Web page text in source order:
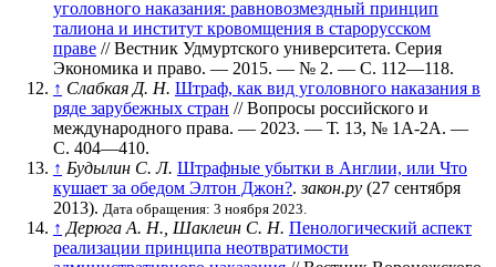
уголовного наказания: равновозмездный принцип
талиона и институт кровомщения в старорусском
праве // Вестник Удмуртского университета. Серия
Экономика и право. — 2015. — № 2. — С. 112—118.
↑ Слабкая Д. Н. Штраф, как вид уголовного наказания в
ряде зарубежных стран // Вопросы российского и
международного права. — 2023. — Т. 13, № 1А-2А. —
С. 404—410.
↑ Будылин С. Л. Штрафные убытки в Англии, или Что
кушает за обедом Элтон Джон?.закон.ру (27 сентября
2013). Дата обращения: 3 ноября 2023.
↑ Дерюга А. Н., Шаклеин С. Н. Пенологический аспект
реализации принципа неотвратимости